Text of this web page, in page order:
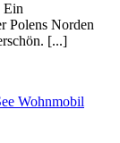
Ein
Polens Norden
[...]